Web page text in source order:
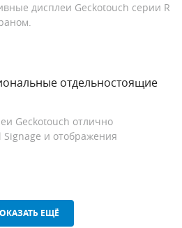
дисплеи Geckotouch серии R
отдельностоящие
Geckotouch отлично
и отображения
ЕЩЁ